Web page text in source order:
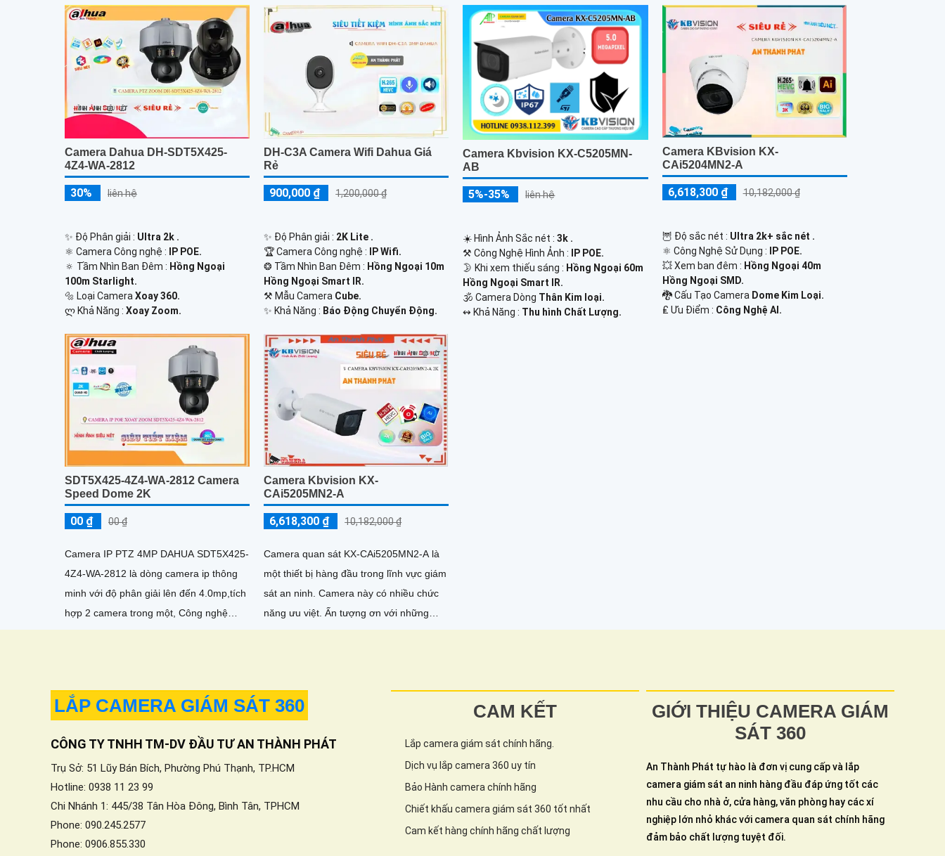
Camera Dahua DH-SDT5X425-
4Z4-WA-2812
30% liên hệ
✨ Độ Phân giải : Ultra 2k .
⚛️ Camera Công nghệ :
IP POE.
🔅 Tầm Nhìn Ban Đêm : Hồng Ngoại
100m Starlight.
🔩 Loại Camera Xoay 360.
️ლ Khả Năng : Xoay Zoom.
DH-C3A Camera Wifi Dahua Giá
Rẻ
900,000 ₫ 1,200,000 ₫
✨ Độ Phân giải : 2K Lite .
🏆 Camera Công nghệ :
IP Wifi.
❂ Tầm Nhìn Ban Đêm : Hồng Ngoại 10m
Hồng Ngoại Smart IR.
⚒ Mẫu Camera Cube.
️✨ Khả Năng : Báo Động Chuyển Động.
Camera Kbvision KX-C5205MN-
AB
5%-35% liên hệ
☀️ Hình Ảnh Sắc nét :3k .
⚒ Công Nghệ Hình Ảnh :
IP POE.
🌛 Khi xem thiếu sáng : Hồng Ngoại 60m
Hồng Ngoại Smart IR.
🕉️ Camera Dòng Thân Kim loại.
️↭ Khả Năng : Thu hình Chất Lượng.
Camera KBvision KX-
CAi5204MN2-A
6,618,300 ₫ 10,182,000 ₫
🦉 Độ sắc nét : Ultra 2k+ sắc nét .
⚛️ Công Nghệ Sử Dụng :
IP POE.
💥 Xem ban đêm : Hồng Ngoại 40m
Hồng Ngoại SMD.
🐉️ Cấu Tạo Camera Dome Kim Loại.
️₤ Ưu Điểm : Công Nghệ AI.
SDT5X425-4Z4-WA-2812 Camera
Speed Dome 2K
00 ₫ 00 ₫
Camera IP PTZ 4MP DAHUA SDT5X425-
4Z4-WA-2812 là dòng camera ip thông
minh với độ phân giải lên đến 4.0mp,tích
hợp 2 camera trong một, Công nghệ
Startlight với độ nhạy sáng cực thấp
Camera Kbvision KX-
CAi5205MN2-A
6,618,300 ₫ 10,182,000 ₫
Camera quan sát KX-CAi5205MN2-A là
một thiết bị hàng đầu trong lĩnh vực giám
sát an ninh. Camera này có nhiều chức
năng ưu việt. Ấn tượng ơn với những
thông số là công nghệ AI...
LẮP CAMERA GIÁM SÁT 360
CÔNG TY TNHH TM-DV ĐẦU TƯ AN THÀNH PHÁT
Trụ Sở: 51 Lũy Bán Bích, Phường Phú Thạnh, TP.HCM
Hotline: 0938 11 23 99
Chi Nhánh 1: 445/38 Tân Hòa Đông, Bình Tân, TPHCM
Phone: 090.245.2577
Phone: 0906.855.330
CAM KẾT
Lắp camera giám sát chính hãng.
Dịch vụ lắp camera 360 uy tín
Bảo Hành camera chính hãng
Chiết khấu camera giám sát 360 tốt nhất
Cam kết hàng chính hãng chất lượng
GIỚI THIỆU CAMERA GIÁM
SÁT 360
An Thành Phát tự hào là đơn vị cung cấp và lắp
camera giám sát an ninh hàng đầu đáp ứng tốt các
nhu cầu cho nhà ở, cửa hàng, văn phòng hay các xí
nghiệp lớn nhỏ khác với camera quan sát chính hãng
đảm bảo chất lượng tuyệt đối.